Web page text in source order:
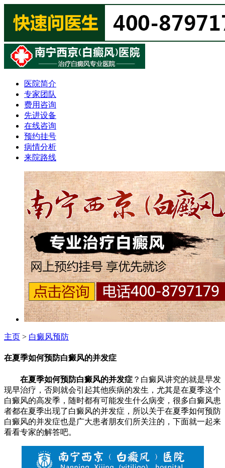
医院简介
专家团队
费用咨询
先进设备
在线咨询
预约挂号
病情分析
来院路线
主页 > 白癜风预防
在夏季如何预防白癜风的并发症
在夏季如何预防白癜风的并发症 ？白癜风讲究的就是早发
现早治疗，否则就会引起其他疾病的发生，尤其是在夏季这个
白癜风的高发季，随时都有可能发生什么病变，很多白癜风患
者都在夏季出现了白癜风的并发症，所以关于在夏季如何预防
白癜风的并发症也是广大患者朋友们所关注的，下面就一起来
看看专家的解答吧。